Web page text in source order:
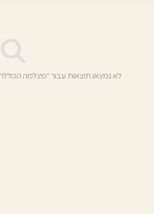
לא נמצאו תוצאות עבור "מצלמה הכוללת